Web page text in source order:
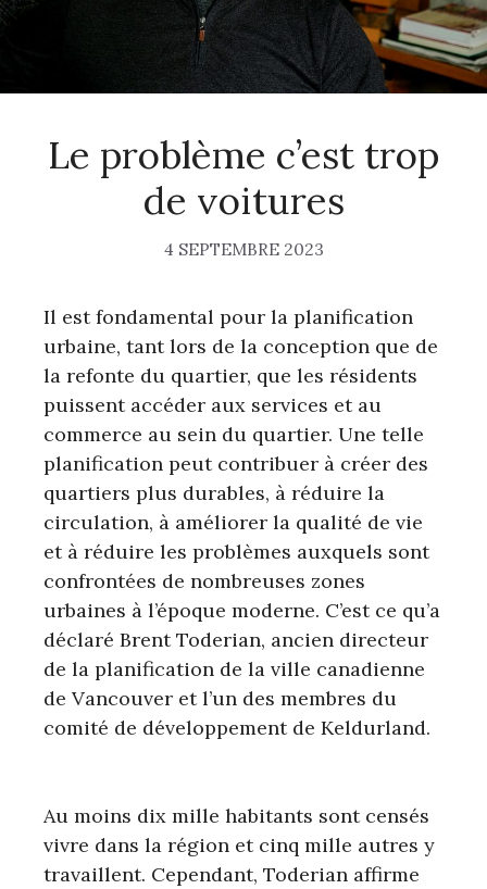
Le problème c’est trop
de voitures
4 SEPTEMBRE 2023
Il est fondamental pour la planification
urbaine, tant lors de la conception que de
la refonte du quartier, que les résidents
puissent accéder aux services et au
commerce au sein du quartier. Une telle
planification peut contribuer à créer des
quartiers plus durables, à réduire la
circulation, à améliorer la qualité de vie
et à réduire les problèmes auxquels sont
confrontées de nombreuses zones
urbaines à l’époque moderne. C’est ce qu’a
déclaré Brent Toderian, ancien directeur
de la planification de la ville canadienne
de Vancouver et l’un des membres du
comité de développement de Keldurland.
Au moins dix mille habitants sont censés
vivre dans la région et cinq mille autres y
travaillent. Cependant, Toderian affirme